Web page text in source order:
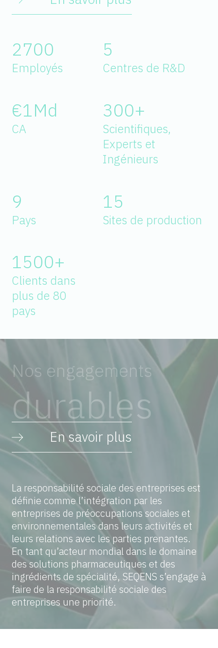
2700
Employés
5
Centres de R&D
€1Md
CA
300+
Scientifiques,
Experts et
Ingénieurs
9
Pays
15
Sites de production
1500+
Clients dans
plus de 80
pays
Nos engagements
durables
En savoir plus
La responsabilité sociale des entreprises est
définie comme l’intégration par les
entreprises de préoccupations sociales et
environnementales dans leurs activités et
leurs relations avec les parties prenantes.
En tant qu’acteur mondial dans le domaine
des solutions pharmaceutiques et des
ingrédients de spécialité, SEQENS s’engage à
faire de la responsabilité sociale des
entreprises une priorité.